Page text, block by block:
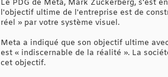
Le PDG de Meta, Mark Zuckerberg, s'est
l'objectif ultime de l'entreprise est de
réel » par votre système visuel.
Meta a indiqué que son objectif ultime
est « indiscernable de la réalité ». La
cet objectif.